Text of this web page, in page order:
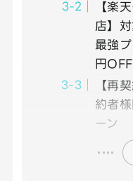
【楽
店】
最強
円
【再
約者
ーン